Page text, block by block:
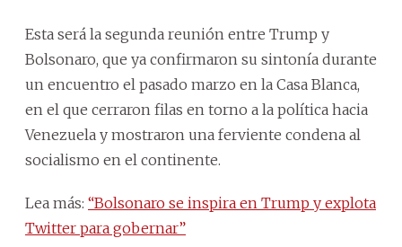
Esta será la segunda reunión entre Trump y
Bolsonaro, que ya confirmaron su sintonía durante
un encuentro el pasado marzo en la Casa Blanca,
en el que cerraron filas en torno a la política hacia
Venezuela y mostraron una ferviente condena al
socialismo en el continente.
Lea más: “Bolsonaro se inspira en Trump y explota
Twitter para gobernar”